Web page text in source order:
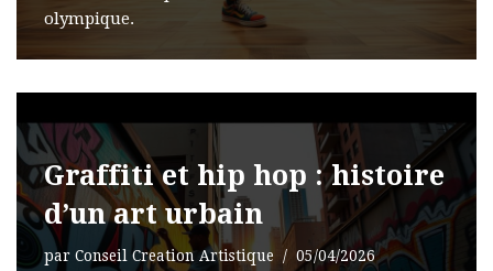
olympique.
Graffiti et hip hop : histoire
d’un art urbain
par Conseil Creation Artistique 05/04/2026